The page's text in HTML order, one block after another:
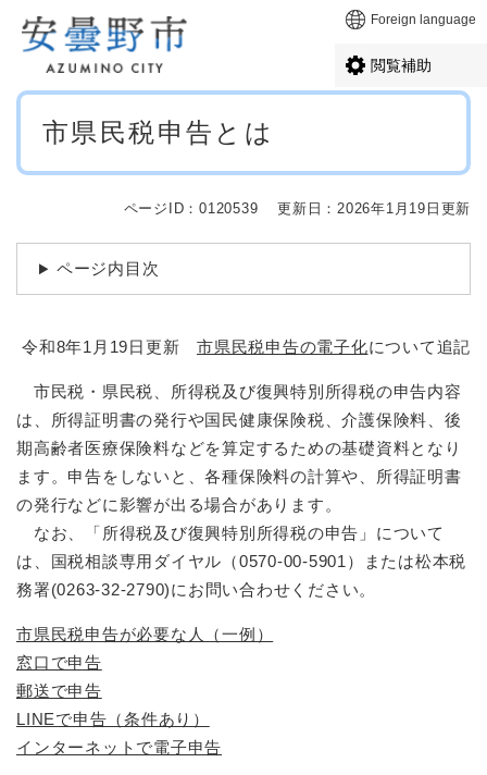
メニューを飛ばして本文へ Foreign language
閲覧補助
本
市県民税申告とは
ページID：0120539 更新日：2026年1月19日更新
ページ内目次
令和8年1月19日更新 市県民税申告の電子化について追記
市⺠税・県⺠税、所得税及び復興特別所得税の申告内容
は、所得証明書の発行や国民健康保険税、介護保険料、後
期高齢者医療保険料などを算定するための基礎資料となり
ます。申告をしないと、各種保険料の計算や、所得証明書
の発行などに影響が出る場合があります。
なお、「所得税及び復興特別所得税の申告」について
は、国税相談専用ダイヤル（0570-00-5901）または松本税
務署(0263-32-2790)にお問い合わせください。​
市県民税申告が必要な人（一例）
窓口で申告
郵送で申告
LINEで申告（条件あり）
インターネットで電子申告